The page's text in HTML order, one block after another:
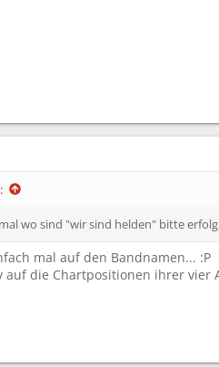
wo sind "wir sind helden" bitte
mal auf den Bandnamen... :P
auf die Chartpositionen ihrer vier